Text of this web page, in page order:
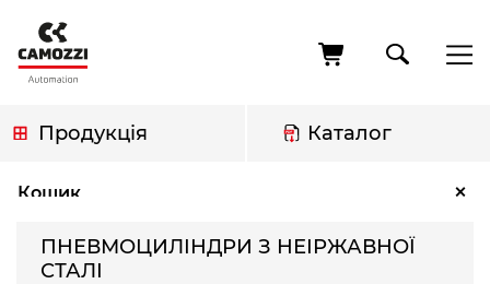
основного
вмісту
Продукція Каталог
Кошик ×
навіґації
ПНЕВМОЦИЛІНДРИ З НЕІРЖАВНОЇ
СТАЛІ